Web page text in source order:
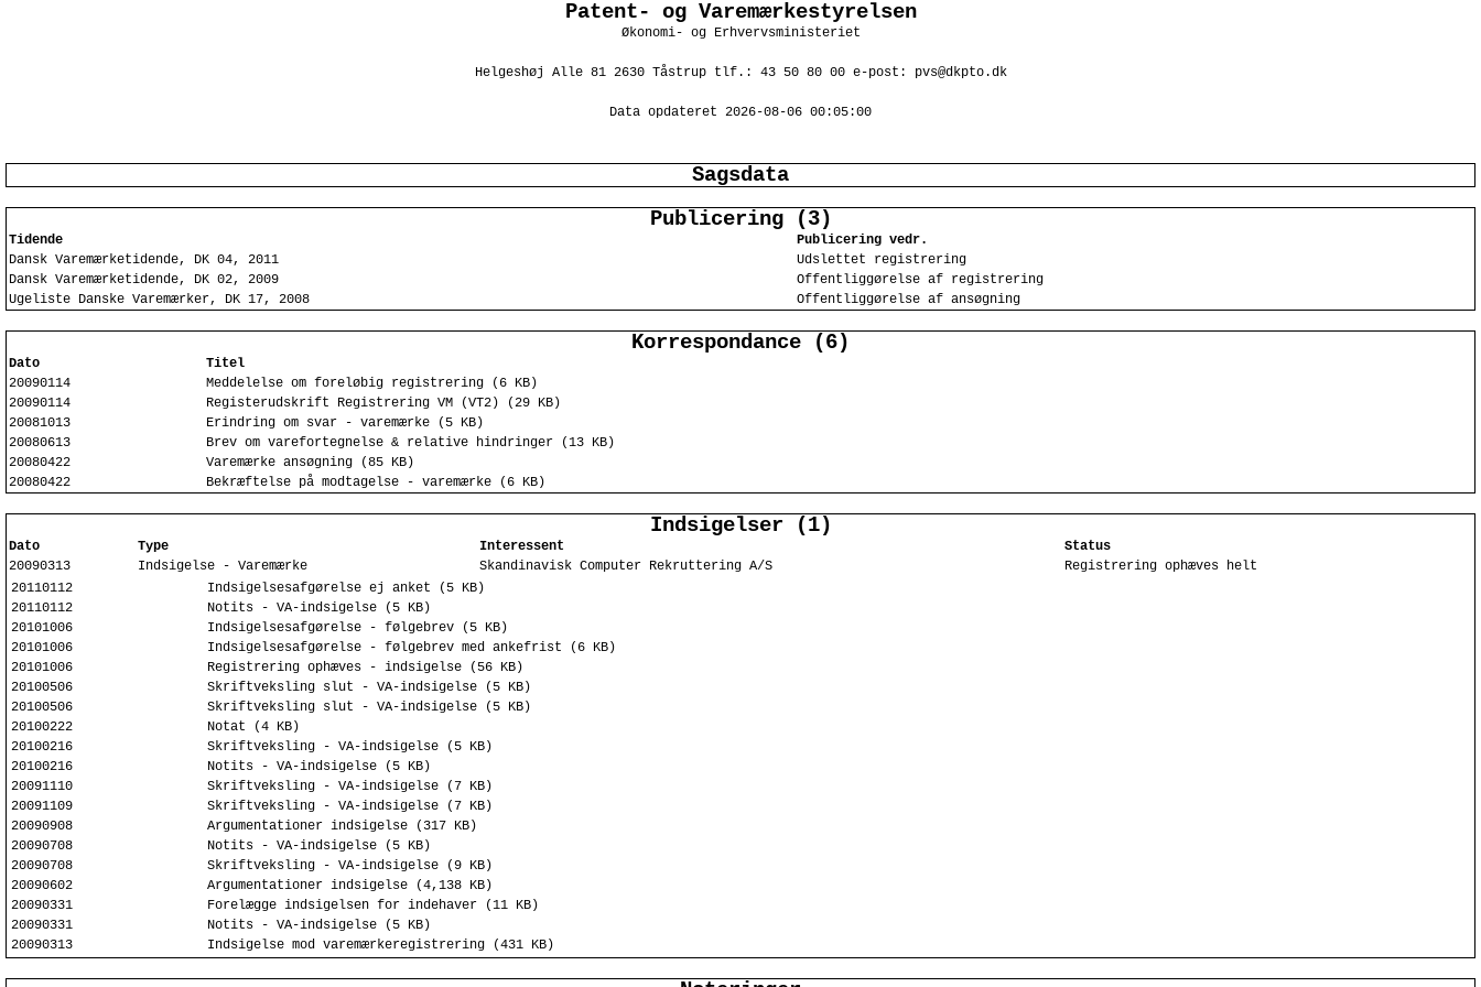
Patent- og Varemærkestyrelsen
Økonomi- og Erhvervsministeriet
Helgeshøj Alle 81 2630 Tåstrup tlf.: 43 50 80 00 e-post: pvs@dkpto.dk
Data opdateret 2026-08-06 00:05:00
Sagsdata
Publicering (3)
Tidende
Publicering vedr.
Dansk Varemærketidende, DK 04, 2011
Udslettet registrering
Dansk Varemærketidende, DK 02, 2009
Offentliggørelse af registrering
Ugeliste Danske Varemærker, DK 17, 2008
Offentliggørelse af ansøgning
Korrespondance (6)
Dato
Titel
20090114
Meddelelse om foreløbig registrering (6 KB)
20090114
Registerudskrift Registrering VM (VT2) (29 KB)
20081013
Erindring om svar - varemærke (5 KB)
20080613
Brev om varefortegnelse & relative hindringer (13 KB)
20080422
Varemærke ansøgning (85 KB)
20080422
Bekræftelse på modtagelse - varemærke (6 KB)
Indsigelser (1)
Dato Type Interessent
Status
20090313
Indsigelse - Varemærke Skandinavisk Computer Rekruttering A/S
Registrering ophæves helt
20110112
Indsigelsesafgørelse ej anket (5 KB)
20110112
Notits - VA-indsigelse (5 KB)
20101006
Indsigelsesafgørelse - følgebrev (5 KB)
20101006
Indsigelsesafgørelse - følgebrev med ankefrist (6 KB)
20101006
Registrering ophæves - indsigelse (56 KB)
20100506
Skriftveksling slut - VA-indsigelse (5 KB)
20100506
Skriftveksling slut - VA-indsigelse (5 KB)
20100222
Notat (4 KB)
20100216
Skriftveksling - VA-indsigelse (5 KB)
20100216
Notits - VA-indsigelse (5 KB)
20091110
Skriftveksling - VA-indsigelse (7 KB)
20091109
Skriftveksling - VA-indsigelse (7 KB)
20090908
Argumentationer indsigelse (317 KB)
20090708
Notits - VA-indsigelse (5 KB)
20090708
Skriftveksling - VA-indsigelse (9 KB)
20090602
Argumentationer indsigelse (4,138 KB)
20090331
Forelægge indsigelsen for indehaver (11 KB)
20090331
Notits - VA-indsigelse (5 KB)
20090313
Indsigelse mod varemærkeregistrering (431 KB)